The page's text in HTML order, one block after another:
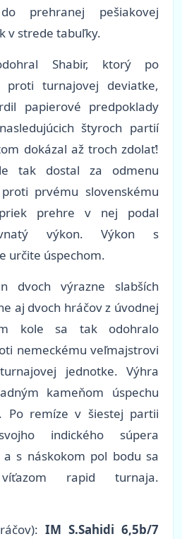
prehranej pešiakovej
v strede tabuľky.
Shabir, ktorý po
proti turnajovej deviatke,
papierové predpoklady
štyroch partií
dokázal až troch zdolať!
tak dostal za odmenu
prvému slovenskému
prehre v nej podal
výkon. Výkon s
určite úspechom.
dvoch výrazne slabších
aj dvoch hráčov z úvodnej
kole sa tak odohralo
nemeckému veľmajstrovi
jednotke. Výhra
kameňom úspechu
Po remíze v šiestej partii
indického súpera
s náskokom pol bodu sa
rapid turnaja.
IM S.Sahidi 6,5b/7